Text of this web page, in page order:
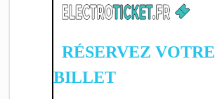
RÉSERVEZ VOTRE
BILLET